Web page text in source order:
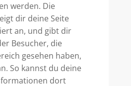
werden. Die
dir deine Seite
an, und gibt dir
Besucher, die
gesehen haben,
So kannst du deine
dort